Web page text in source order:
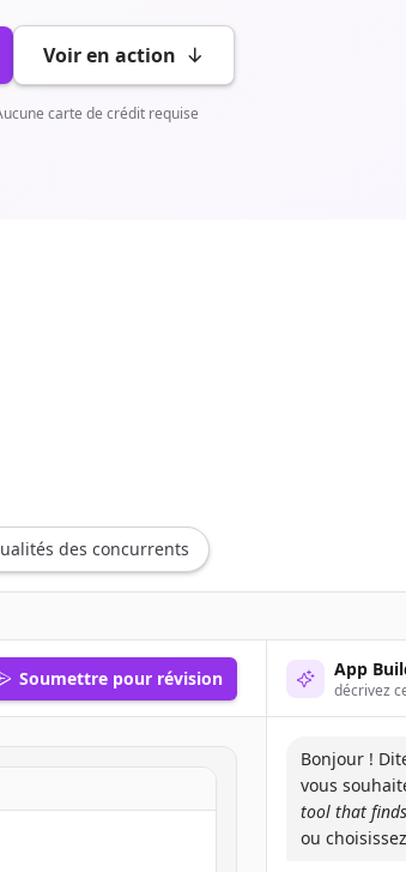
Voir en action
carte de crédit requise
des concurrents
Soumettre pour révision App
décrivez
Bonjour !
vous
tool that
ou